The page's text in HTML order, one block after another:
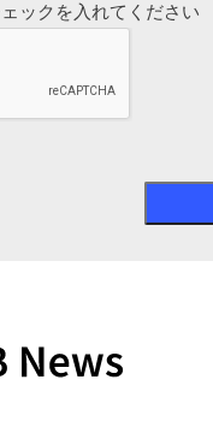
ックを入れてください